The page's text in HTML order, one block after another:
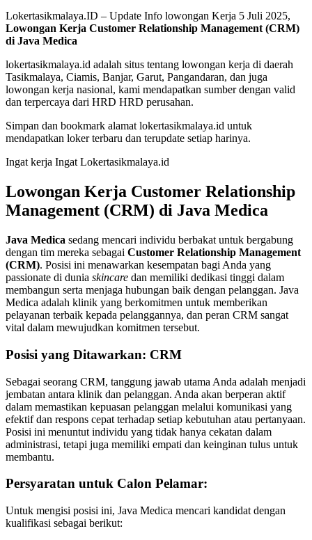
Lokertasikmalaya.ID – Update Info lowongan Kerja 5 Juli 2025,
Lowongan Kerja Customer Relationship Management (CRM)
di Java Medica
lokertasikmalaya.id adalah situs tentang lowongan kerja di daerah
Tasikmalaya, Ciamis, Banjar, Garut, Pangandaran, dan juga
lowongan kerja nasional, kami mendapatkan sumber dengan valid
dan terpercaya dari HRD HRD perusahan.
Simpan dan bookmark alamat lokertasikmalaya.id untuk
mendapatkan loker terbaru dan terupdate setiap harinya.
Ingat kerja Ingat Lokertasikmalaya.id
Lowongan Kerja Customer Relationship
Management (CRM) di Java Medica
Java Medica sedang mencari individu berbakat untuk bergabung
dengan tim mereka sebagai Customer Relationship Management
(CRM). Posisi ini menawarkan kesempatan bagi Anda yang
passionate di dunia skincare dan memiliki dedikasi tinggi dalam
membangun serta menjaga hubungan baik dengan pelanggan. Java
Medica adalah klinik yang berkomitmen untuk memberikan
pelayanan terbaik kepada pelanggannya, dan peran CRM sangat
vital dalam mewujudkan komitmen tersebut.
Posisi yang Ditawarkan: CRM
Sebagai seorang CRM, tanggung jawab utama Anda adalah menjadi
jembatan antara klinik dan pelanggan. Anda akan berperan aktif
dalam memastikan kepuasan pelanggan melalui komunikasi yang
efektif dan respons cepat terhadap setiap kebutuhan atau pertanyaan.
Posisi ini menuntut individu yang tidak hanya cekatan dalam
administrasi, tetapi juga memiliki empati dan keinginan tulus untuk
membantu.
Persyaratan untuk Calon Pelamar:
Untuk mengisi posisi ini, Java Medica mencari kandidat dengan
kualifikasi sebagai berikut: